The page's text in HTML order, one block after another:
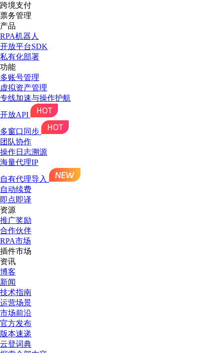
跨境支付
票务管理
产品
RPA机器人
开放平台SDK
私有化部署
功能
多账号管理
虚拟资产管理
专线加速与操作护航
开放API
多窗口同步
团队协作
操作日志溯源
海量代理IP
自有代理导入
自动续费
即点即译
资源
推广奖励
合作伙伴
RPA市场
插件市场
资讯
博客
新闻
技术指南
运营场景
市场前沿
官方发布
版本速递
云登词典